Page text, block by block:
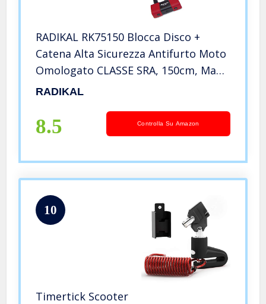
RADIKAL RK75150 Blocca Disco +
Catena Alta Sicurezza Antifurto Moto
Omologato CLASSE SRA, 150cm, Made
in Europe, rosso e nero
RADIKAL
8.5 Controlla Su Amazon
10
Timertick Scooter